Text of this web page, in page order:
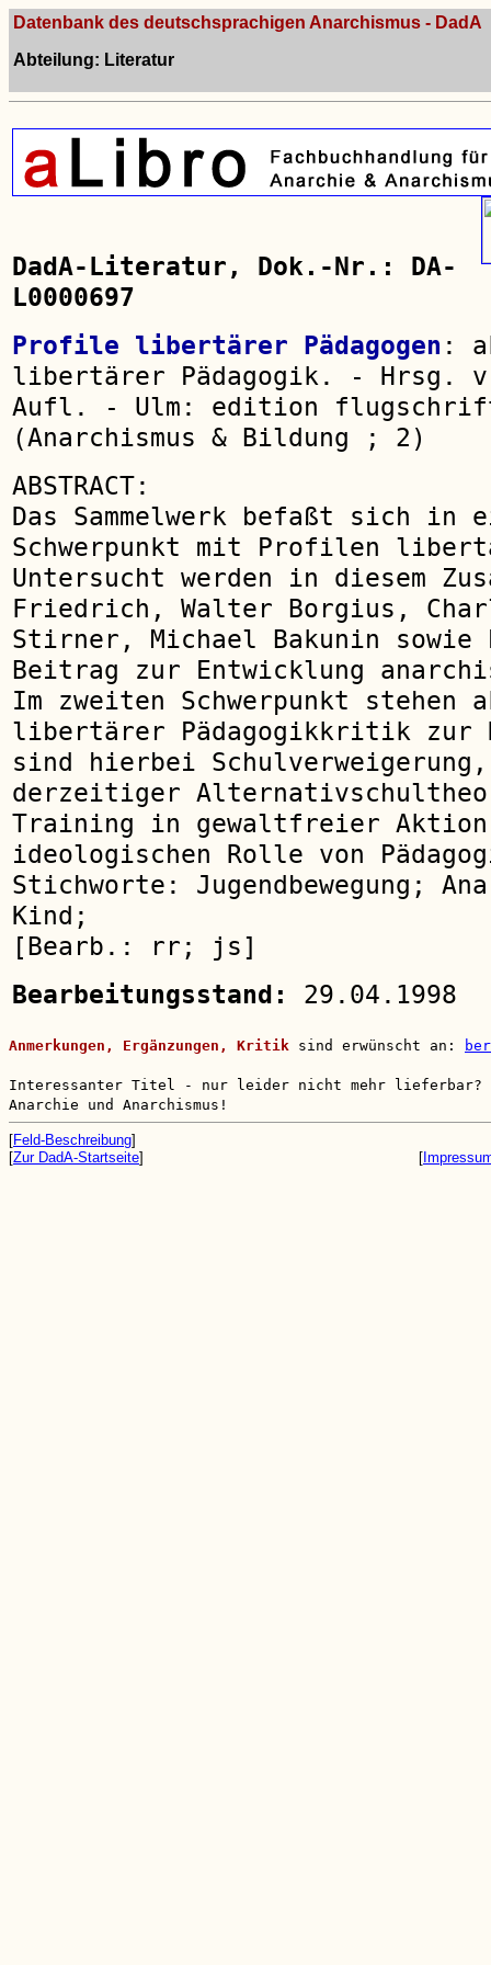
Datenbank des deutschsprachigen Anarchismus - DadA
Abteilung: Literatur
DadA-Literatur, Dok.-Nr.: DA-
L0000697
Profile libertärer Pädagogen :
libertärer Pädagogik. - Hrsg.
Aufl. - Ulm: edition
(Anarchismus & Bildung ; 2)
ABSTRACT:
Das Sammelwerk befaßt sich in
Schwerpunkt mit Profilen
Untersucht werden in diesem
Friedrich, Walter Borgius,
Stirner, Michael Bakunin sowie
Beitrag zur Entwicklung
Im zweiten Schwerpunkt stehen
libertärer Pädagogikkritik zur
sind hierbei
derzeitiger
Training in gewaltfreier Aktion
ideologischen Rolle von
Stichworte: Jugendbewegung;
Kind;
[Bearb.: rr; js]
Bearbeitungsstand:
29.04.1998
Anmerkungen, Ergänzungen, Kritik sind erwünscht an:
Interessanter Titel - nur leider nicht mehr lieferbar?
Anarchie und Anarchismus!
[Feld-Beschreibung]
[Zur DadA-Startseite] [